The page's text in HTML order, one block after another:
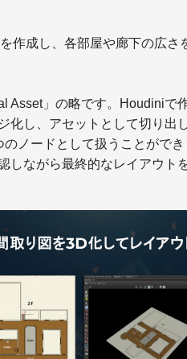
作成し、各部屋や廊下の広さ
Asset」の略です。Houdiniで
化し、アセットとして切り出
ノードとして扱うことがで
しながら最終的なレイアウト